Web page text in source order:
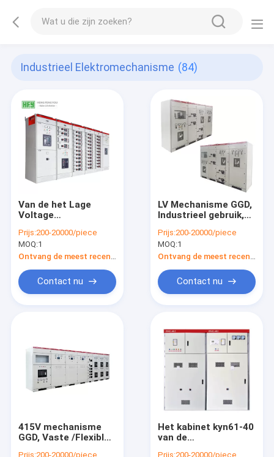
Industrieel Elektromechanisme (84)
Van de het Lage
Voltage
MNS van de de
Dooslade het
Mechanisme
Commerciële
Industrieel uit
Prijs:200-20000/piece
MOQ:1
Contact nu
LV Mechanisme GGD,
Industrieel gebruik,
Kamerlichaam
Prijs:200-20000/piece
MOQ:1
Contact nu
415V mechanisme
GGD, Vaste /Flexible-
Prijs:200-20000/piece
Het kabinet kyn61-40
van de
Prijs:200-20000/piece